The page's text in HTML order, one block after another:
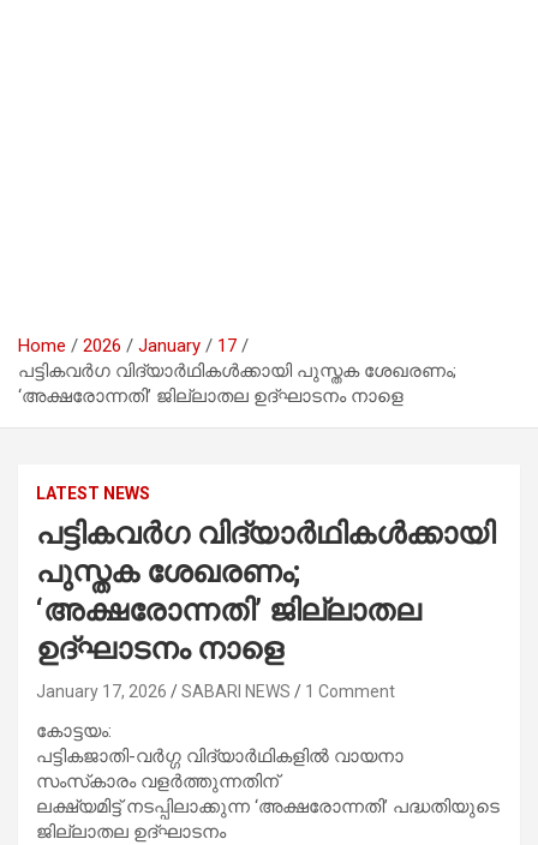
Home 2026 January
17
പട്ടികവർഗ വിദ്യാർഥികൾക്കായി പുസ്തക ശേഖരണം;
‘അക്ഷരോന്നതി’ ജില്ലാതല ഉദ്ഘാടനം നാളെ
LATEST NEWS
പട്ടികവർഗ വിദ്യാർഥികൾക്കായി
പുസ്തക ശേഖരണം;
‘അക്ഷരോന്നതി’ ജില്ലാതല
ഉദ്ഘാടനം നാളെ
January 17, 2026 SABARI NEWS 1 Comment
കോട്ടയം:
പട്ടികജാതി-വർഗ്ഗ വിദ്യാർഥികളിൽ വായനാ
സംസ്‌കാരം വളർത്തുന്നതിന്
ലക്ഷ്യമിട്ട് നടപ്പിലാക്കുന്ന ‘അക്ഷരോന്നതി’ പദ്ധതിയുടെ
ജില്ലാതല ഉദ്ഘാടനം